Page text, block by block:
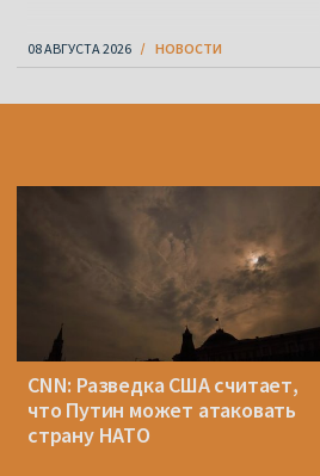
08 АВГУСТА 2026 НОВОСТИ
CNN: Разведка США считает,
что Путин может атаковать
страну НАТО